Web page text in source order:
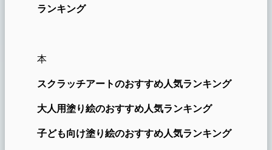
ランキング
本
スクラッチアートのおすすめ人気ランキング
大人用塗り絵のおすすめ人気ランキング
子ども向け塗り絵のおすすめ人気ランキング